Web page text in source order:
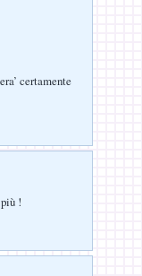
certamente
!